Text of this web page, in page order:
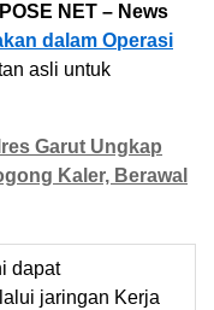
NET – News
dalam Operasi
asli untuk
Garut Ungkap
Kaler, Berawal
dapat
jaringan Kerja